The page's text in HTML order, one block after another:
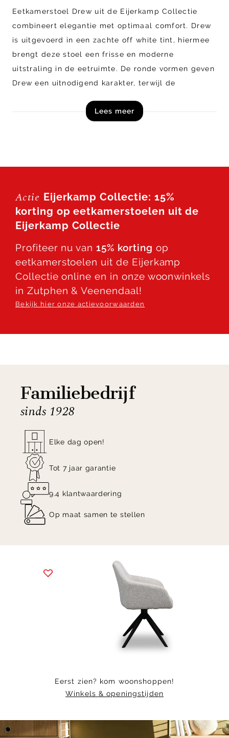
Eetkamerstoel Drew uit de Eijerkamp Collectie
combineert elegantie met optimaal comfort. Drew
is uitgevoerd in een zachte off white tint, hiermee
brengt deze stoel een frisse en moderne
uitstraling in de eetruimte. De ronde vormen geven
Drew een uitnodigend karakter, terwijl de
voor extra gemak en langdurig zitplezier.
Lees meer
Familiebedrijf
sinds 1928
Elke dag open!
Tot 7 jaar garantie
9.4 klantwaardering
Op maat samen te stellen
Actie Eijerkamp Collectie: 15%
korting op eetkamerstoelen uit de
Eijerkamp Collectie
Profiteer nu van15% korting op
eetkamerstoelen uit de Eijerkamp
Collectie online en in onze woonwinkels
in Zutphen & Veenendaal!
Bekijk hier onze actievoorwaarden
Eerst zien? kom woonshoppen!
Winkels & openingstijden